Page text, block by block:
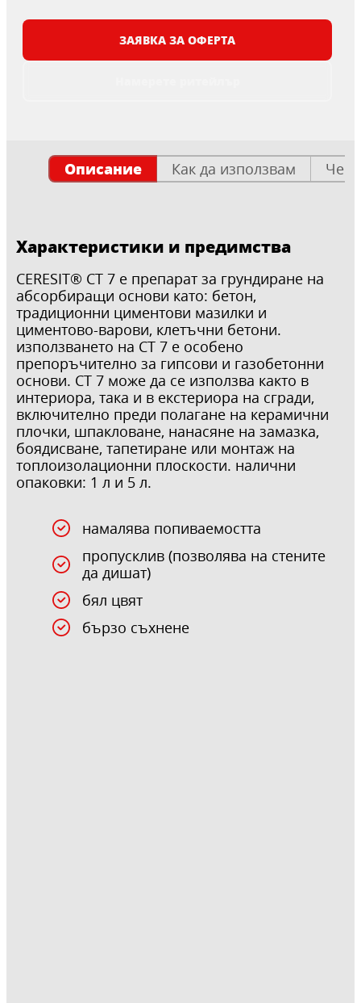
ЗАЯВКА ЗА ОФЕРТА
Описание Как да използвам
Характеристики и предимства
CERESIT® CT 7 е препарат за грундиране на
абсорбиращи основи като: бетон,
традиционни циментови мазилки и
циментово-варови, клетъчни бетони.
използването на CT 7 е особено
препоръчително за гипсови и газобетонни
основи. CT 7 може да се използва както в
интериора, така и в екстериора на сгради,
включително преди полагане на керамични
плочки, шпакловане, нанасяне на замазка,
боядисване, тапетиране или монтаж на
топлоизолационни плоскости. налични
опаковки: 1 л и 5 л.
намалява попиваемостта
пропусклив (позволява на стените
да дишат)
бял цвят
бързо съхнене